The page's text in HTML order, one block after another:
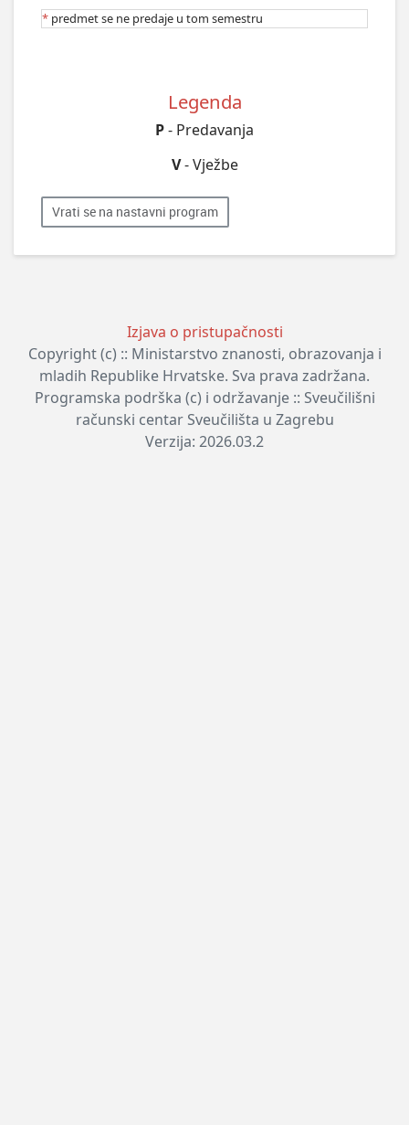
* predmet se ne predaje u tom semestru
Legenda
P- Predavanja
V- Vježbe
Vrati se na nastavni program
Izjava o pristupačnosti
Copyright (c) :: Ministarstvo znanosti, obrazovanja i
mladih Republike Hrvatske. Sva prava zadržana.
Programska podrška (c) i održavanje :: Sveučilišni
računski centar Sveučilišta u Zagrebu
Verzija: 2026.03.2